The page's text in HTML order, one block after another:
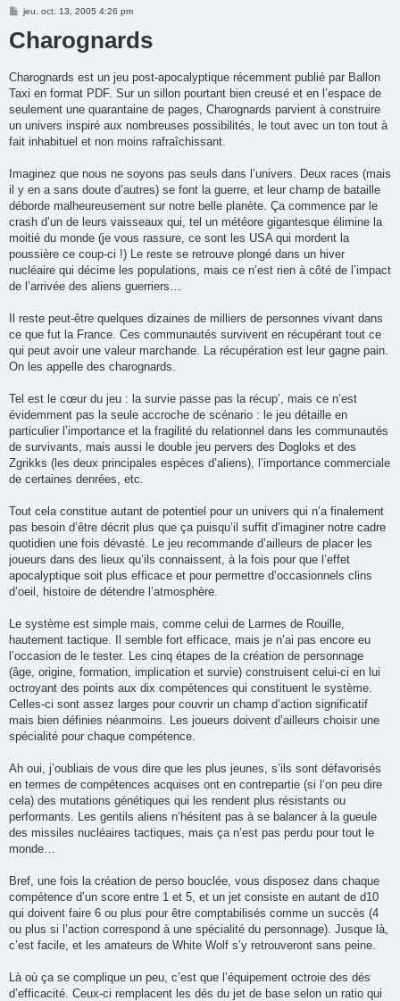
M
s
s
e
jeu. oct. 13, 2005 4:26 pm
Charognards
Charognards est un jeu post-apocalyptique récemment publié par Ballon
Taxi en format PDF. Sur un sillon pourtant bien creusé et en l’espace de
seulement une quarantaine de pages, Charognards parvient à construire
un univers inspiré aux nombreuses possibilités, le tout avec un ton tout à
fait inhabituel et non moins rafraîchissant.
Imaginez que nous ne soyons pas seuls dans l’univers. Deux races (mais
il y en a sans doute d’autres) se font la guerre, et leur champ de bataille
déborde malheureusement sur notre belle planète. Ça commence par le
crash d’un de leurs vaisseaux qui, tel un météore gigantesque élimine la
moitié du monde (je vous rassure, ce sont les USA qui mordent la
poussière ce coup-ci !) Le reste se retrouve plongé dans un hiver
nucléaire qui décime les populations, mais ce n’est rien à côté de l’impact
de l’arrivée des aliens guerriers…
Il reste peut-être quelques dizaines de milliers de personnes vivant dans
ce que fut la France. Ces communautés survivent en récupérant tout ce
qui peut avoir une valeur marchande. La récupération est leur gagne pain.
On les appelle des charognards.
Tel est le cœur du jeu : la survie passe pas la récup’, mais ce n’est
évidemment pas la seule accroche de scénario : le jeu détaille en
particulier l’importance et la fragilité du relationnel dans les communautés
de survivants, mais aussi le double jeu pervers des Dogloks et des
Zgrikks (les deux principales espèces d’aliens), l’importance commerciale
de certaines denrées, etc.
Tout cela constitue autant de potentiel pour un univers qui n’a finalement
pas besoin d’être décrit plus que ça puisqu’il suffit d’imaginer notre cadre
quotidien une fois dévasté. Le jeu recommande d’ailleurs de placer les
joueurs dans des lieux qu’ils connaissent, à la fois pour que l’effet
apocalyptique soit plus efficace et pour permettre d’occasionnels clins
d’oeil, histoire de détendre l’atmosphère.
Le système est simple mais, comme celui de Larmes de Rouille,
hautement tactique. Il semble fort efficace, mais je n’ai pas encore eu
l’occasion de le tester. Les cinq étapes de la création de personnage
(âge, origine, formation, implication et survie) construisent celui-ci en lui
octroyant des points aux dix compétences qui constituent le système.
Celles-ci sont assez larges pour couvrir un champ d’action significatif
mais bien définies néanmoins. Les joueurs doivent d’ailleurs choisir une
spécialité pour chaque compétence.
Ah oui, j’oubliais de vous dire que les plus jeunes, s’ils sont défavorisés
en termes de compétences acquises ont en contrepartie (si l’on peu dire
cela) des mutations génétiques qui les rendent plus résistants ou
performants. Les gentils aliens n’hésitent pas à se balancer à la gueule
des missiles nucléaires tactiques, mais ça n’est pas perdu pour tout le
monde…
Bref, une fois la création de perso bouclée, vous disposez dans chaque
compétence d’un score entre 1 et 5, et un jet consiste en autant de d10
qui doivent faire 6 ou plus pour être comptabilisés comme un succès (4
ou plus si l’action correspond à une spécialité du personnage). Jusque là,
c’est facile, et les amateurs de White Wolf s’y retrouveront sans peine.
Là où ça se complique un peu, c’est que l’équipement octroie des dés
d’efficacité. Ceux-ci remplacent les dés du jet de base selon un ratio qui